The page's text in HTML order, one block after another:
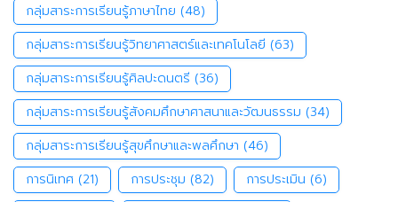
กลุ่มสาระการเรียนรู้ภาษาไทย (48)
กลุ่มสาระการเรียนรู้วิทยาศาสตร์และเทคโนโลยี (63)
กลุ่มสาระการเรียนรู้ศิลปะดนตรี (36)
กลุ่มสาระการเรียนรู้สังคมศึกษาศาสนาและวัฒนธรรม (34)
กลุ่มสาระการเรียนรู้สุขศึกษาและพลศึกษา (46)
การนิเทศ (21) การประชุม (82) การประเมิน (6)